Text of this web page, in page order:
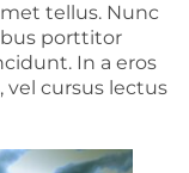
tellus. Nunc
porttitor
In a eros
vel cursus lectus